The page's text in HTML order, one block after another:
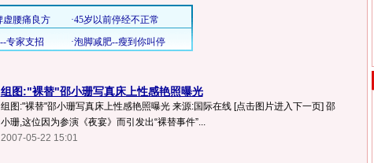
组图:"裸替"邵小珊写真床上性感艳照曝光
组图:"裸替"邵小珊写真床上性感艳照曝光 来源:国际在线 [点击图片进入下一页] 邵
小珊,这位因为参演《夜宴》而引发出“裸替事件”...
2007-05-22 15:01